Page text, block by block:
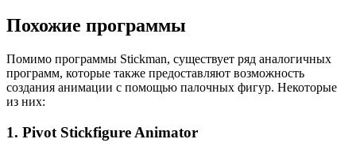
Похожие программы
Помимо программы Stickman, существует ряд аналогичных
программ, которые также предоставляют возможность
создания анимации с помощью палочных фигур. Некоторые
из них:
1. Pivot Stickfigure Animator